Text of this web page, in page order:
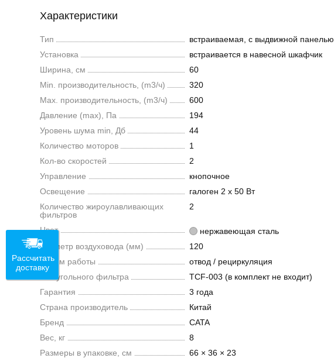
Характеристики
Тип
встраиваемая, с выдвижной панелью
Установка
встраивается в навесной шкафчик
Ширина, см
60
Min. производительность, (m3/ч)
320
Max. производительность, (m3/ч)
600
Давление (max), Па
194
Уровень шума min, Дб
44
Количество моторов
1
Кол-во скоростей
2
Управление
кнопочное
Освещение
галоген 2 х 50 Вт
Количество жироулавливающих
фильтров
2
Цвет
нержавеющая сталь
Диаметр воздуховода (мм)
120
Режим работы
отвод / рециркуляция
Тип угольного фильтра
TCF-003 (в комплект не входит)
Гарантия
3 года
Страна производитель
Китай
Бренд
CATA
Вес, кг
8
Размеры в упаковке, см
66 × 36 × 23
Рассчитать
доставку